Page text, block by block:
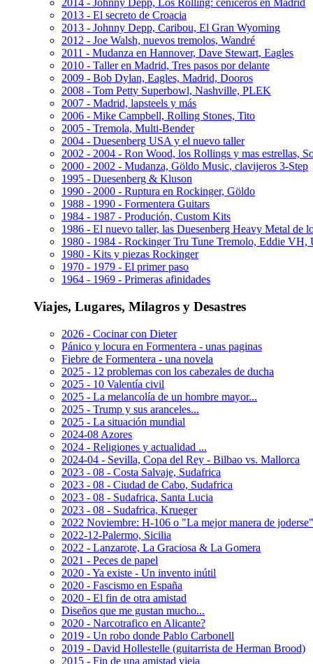
2014 - Johnny Depp, Los Rolling: ceniceros en Madrid
2013 - El secreto de Croacia
2013 - Johnny Depp, Caribou, El Gran Wyoming
2012 - Joe Walsh, nuevos tremolos, Wandré
2011 - Mudanza en Hannover, Dave Stewart, Eagles
2010 - Taller en Madrid, Tres pasos por delante
2009 - Bob Dylan, Eagles, Madrid, Dooros
2008 - Tom Petty Superbowl, Nashville, PLEK
2007 - Madrid, lapsteels y más
2006 - Mike Campbell, Rolling Stones, Tito
2005 - Tremola, Multi-Bender
2004 - Duesenberg USA y el nuevo taller
2002 - 2004 - Ron Wood, los Rollings y mas estrellas,
2000 - 2002 - Mudanza, Göldo Music, clavijeros 3-Step
1995 - Duesenberg & Kluson
1990 - 2000 - Ruptura en Rockinger, Göldo
1988 - 1990 - Formentera Guitars
1984 - 1987 - Produción, Custom Kits
1986 - El nuevo taller, las Duesenberg Heavy Metal de
1980 - 1984 - Rockinger Tru Tune Tremolo, Eddie VH,
1980 - Kits y piezas Rockinger
1970 - 1979 - El primer paso
1964 - 1969 - Primeras afinidades
Viajes, Lugares, Milagros y Desastres
2026 - Cocinar con Dieter
Pánico y locura en Formentera - unas paginas
Fiebre de Formentera - una novela
2025 - 12 problemas con los cabezales de ducha
2025 - 10 Valentía civil
2025 - La melancolía de un hombre mayor...
2025 - Trump y sus aranceles...
2025 - La situación mundial
2024-08 Azores
2024 - Religiones y actualidad ...
2024-04 - Sevilla, Copa del Rey - Bilbao vs. Mallorca
2023 - 08 - Costa Salvaje, Sudafrica
2023 - 08 - Ciudad de Cabo, Sudafrica
2023 - 08 - Sudafrica, Santa Lucia
2023 - 08 - Sudafrica, Krueger
2022 Noviembre: H-106 o "La mejor manera de
2022-12-Palermo, Sicilia
2022 - Lanzarote, La Graciosa & La Gomera
2021 - Peces de papel
2020 - Ya existe - Un invento inútil
2020 - Fascismo en España
2020 - El fin de otra amistad
Diseños que me gustan mucho...
2020 - Narcotrafico en Alicante?
2019 - Un robo donde Pablo Carbonell
2019 - David Hollestelle (guitarrista de Herman Brood)
2015 - Fin de una amistad vieja